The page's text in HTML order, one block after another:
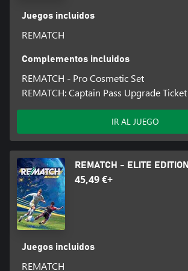
Juegos incluidos
REMATCH
Complementos incluidos
REMATCH - Pro Cosmetic Set
REMATCH: Captain Pass Upgrade Ticket
IR AL JUEGO
REMATCH - ELITE EDITION
45,49 €+
Juegos incluidos
REMATCH